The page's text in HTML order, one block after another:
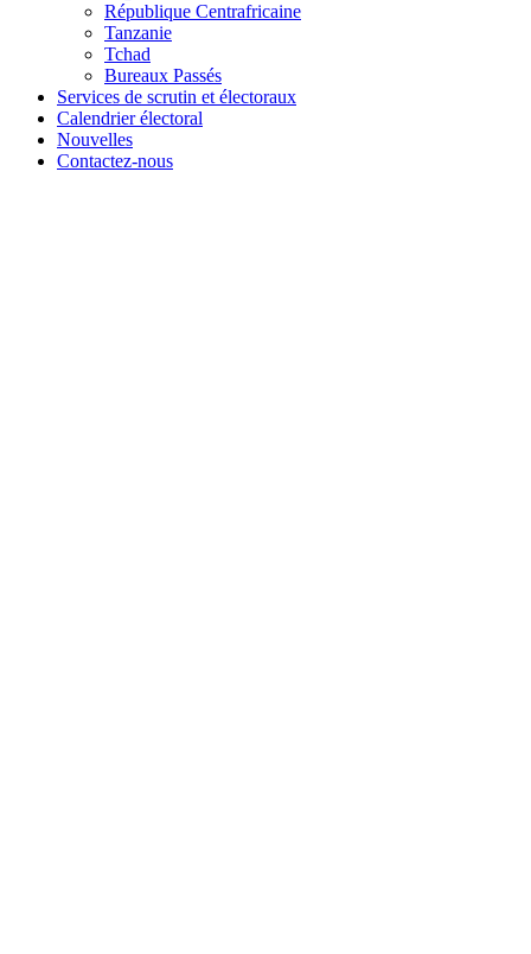
République Centrafricaine
Tanzanie
Tchad
Bureaux Passés
Services de scrutin et électoraux
Calendrier électoral
Nouvelles
Contactez-nous